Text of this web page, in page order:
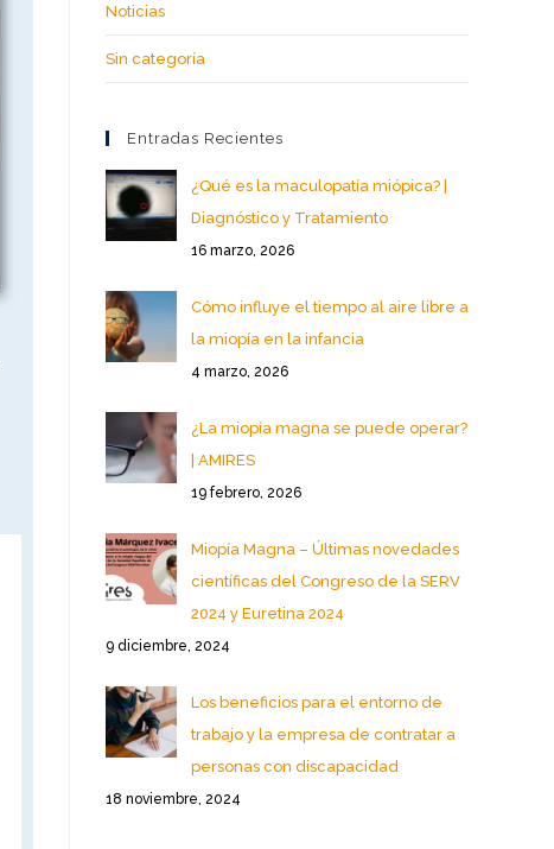
Noticias
Sin categoría
Entradas Recientes
¿Qué es la maculopatía miópica? |
Diagnóstico y Tratamiento
16 marzo, 2026
Cómo influye el tiempo al aire libre a
la miopía en la infancia
4 marzo, 2026
¿La miopía magna se puede operar?
| AMIRES
19 febrero, 2026
Miopía Magna – Últimas novedades
científicas del Congreso de la SERV
2024 y Euretina 2024
9 diciembre, 2024
Los beneficios para el entorno de
trabajo y la empresa de contratar a
personas con discapacidad
18 noviembre, 2024